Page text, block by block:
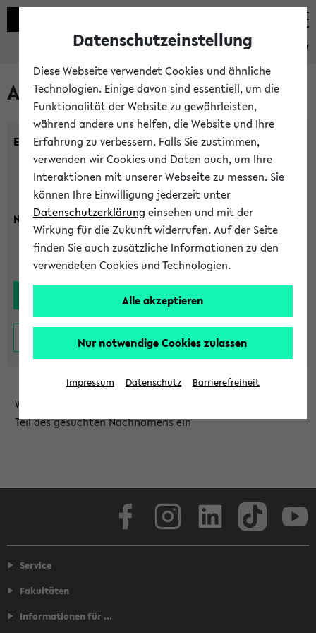
eKVV
Alle Lehrenden
Einrichtung:
Nachname:
Wählen Sie die Einrichtung aus und/oder geben Sie einen
Teil des gesuchten Nachnamens ein
Service
Fakultäten
Informationen für ...
Datenschutzeinstellung
Diese Webseite verwendet Cookies und ähnliche
Technologien. Einige davon sind essentiell, um die
Funktionalität der Website zu gewährleisten,
während andere uns helfen, die Website und Ihre
Erfahrung zu verbessern. Falls Sie zustimmen,
verwenden wir Cookies und Daten auch, um Ihre
Interaktionen mit unserer Webseite zu messen. Sie
können Ihre Einwilligung jederzeit unter
Datenschutzerklärung einsehen und mit der
Wirkung für die Zukunft widerrufen. Auf der Seite
finden Sie auch zusätzliche Informationen zu den
verwendeten Cookies und Technologien.
Alle akzeptieren
Nur notwendige Cookies zulassen
Impressum Datenschutz Barrierefreiheit